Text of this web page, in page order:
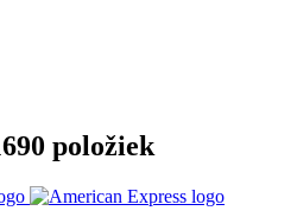
položiek